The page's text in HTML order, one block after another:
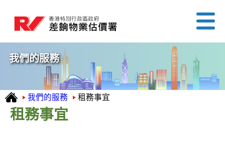
我們的服務
我們的服務 租務事宜
租務事宜